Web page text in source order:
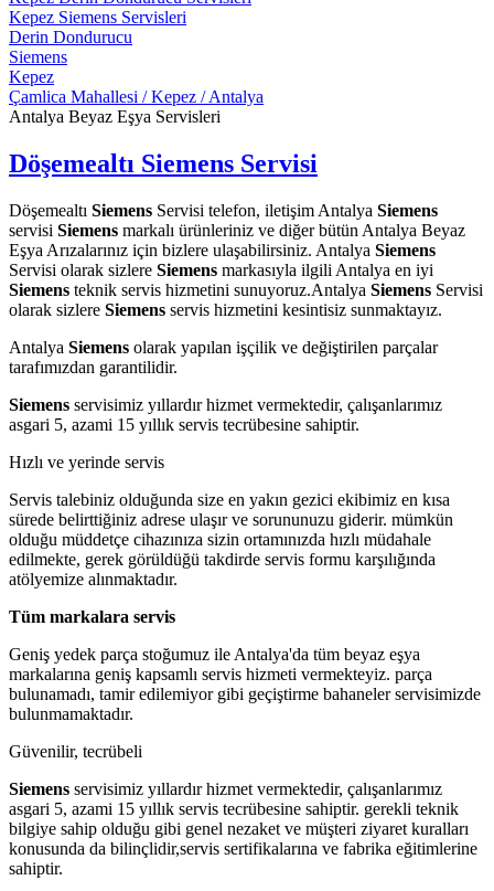
Kepez Siemens Servisleri
Derin Dondurucu
Siemens
Kepez
Çamlica Mahallesi / Kepez / Antalya
Antalya Beyaz Eşya Servisleri
Döşemealtı Siemens Servisi
Döşemealtı Siemens Servisi telefon, iletişim Antalya Siemens
servisi Siemens markalı ürünleriniz ve diğer bütün Antalya Beyaz
Eşya Arızalarınız için bizlere ulaşabilirsiniz. Antalya Siemens
Servisi olarak sizlere Siemens markasıyla ilgili Antalya en iyi
Siemens teknik servis hizmetini sunuyoruz.Antalya Siemens Servisi
olarak sizlere Siemens servis hizmetini kesintisiz sunmaktayız.
Antalya Siemens olarak yapılan işçilik ve değiştirilen parçalar
tarafımızdan garantilidir.
Siemens servisimiz yıllardır hizmet vermektedir, çalışanlarımız
asgari 5, azami 15 yıllık servis tecrübesine sahiptir.
Hızlı ve yerinde servis
Servis talebiniz olduğunda size en yakın gezici ekibimiz en kısa
sürede belirttiğiniz adrese ulaşır ve sorununuzu giderir. mümkün
olduğu müddetçe cihazınıza sizin ortamınızda hızlı müdahale
edilmekte, gerek görüldüğü takdirde servis formu karşılığında
atölyemize alınmaktadır.
Tüm markalara servis
Geniş yedek parça stoğumuz ile Antalya'da tüm beyaz eşya
markalarına geniş kapsamlı servis hizmeti vermekteyiz. parça
bulunamadı, tamir edilemiyor gibi geçiştirme bahaneler servisimizde
bulunmamaktadır.
Güvenilir, tecrübeli
Siemens servisimiz yıllardır hizmet vermektedir, çalışanlarımız
asgari 5, azami 15 yıllık servis tecrübesine sahiptir. gerekli teknik
bilgiye sahip olduğu gibi genel nezaket ve müşteri ziyaret kuralları
konusunda da bilinçlidir,servis sertifikalarına ve fabrika eğitimlerine
sahiptir.